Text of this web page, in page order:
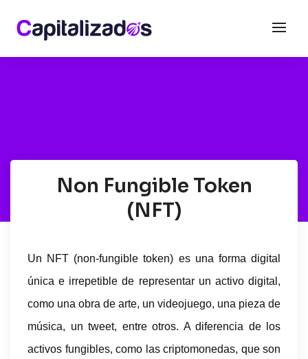
Non Fungible Token
(NFT)
Un NFT (non-fungible token) es una forma digital
única e irrepetible de representar un activo digital,
como una obra de arte, un videojuego, una pieza de
música, un tweet, entre otros. A diferencia de los
activos fungibles, como las criptomonedas, que son